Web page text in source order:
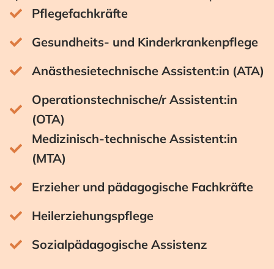
Pflegefachkräfte
Gesundheits- und Kinderkrankenpflege
Anästhesietechnische Assistent:in (ATA)
Operationstechnische/r Assistent:in
(OTA)
Medizinisch-technische Assistent:in
(MTA)
Erzieher und pädagogische Fachkräfte
Heilerziehungspflege
Sozialpädagogische Assistenz